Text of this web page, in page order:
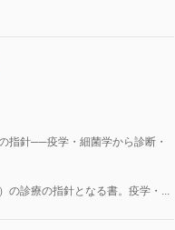
指針──疫学・細菌学から診断・
の診療の指針となる書。疫学・...